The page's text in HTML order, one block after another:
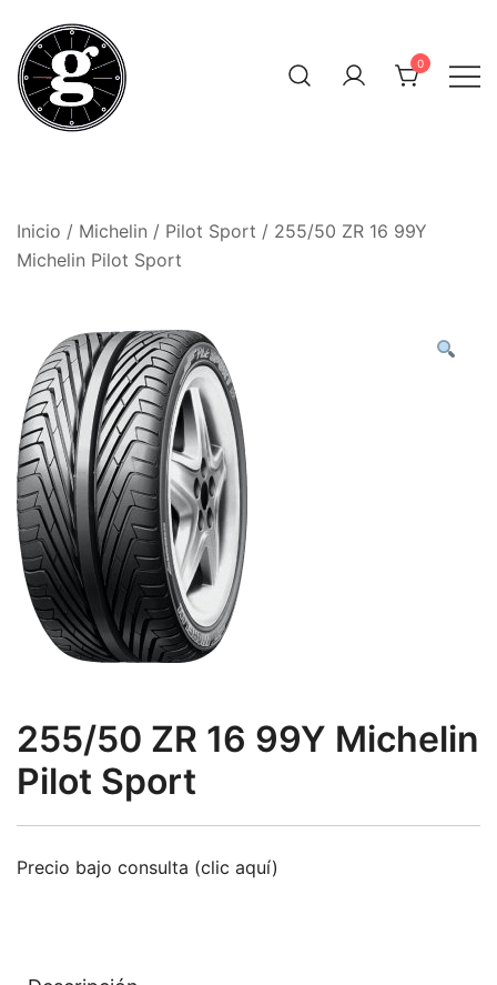
contenido
0
Inicio / Michelin / Pilot Sport / 255/50 ZR 16 99Y
Michelin Pilot Sport
255/50 ZR 16 99Y Michelin
Pilot Sport
Precio bajo consulta (clic aquí)